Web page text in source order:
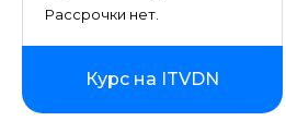
Рассрочки нет.
Курс на ITVDN